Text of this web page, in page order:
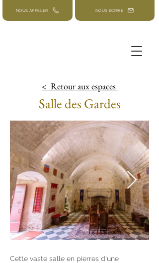
NOUS APPELER NOUS ÉCRIRE
< Retour auxespaces
Salle des Gardes
Cette vaste salle en pierres d'une